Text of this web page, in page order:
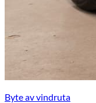
Byte av vindruta